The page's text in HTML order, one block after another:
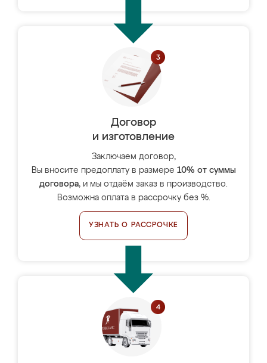
Договор
и изготовление
Заключаем договор,
Вы вносите предоплату в размере 10% от суммы
договора, и мы отдаём заказ в производство.
Возможна оплата в рассрочку без %.
УЗНАТЬ О РАССРОЧКЕ